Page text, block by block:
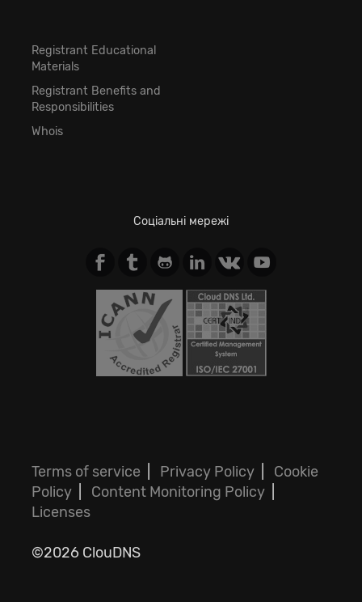
Registrant Educational
Materials
Registrant Benefits and
Responsibilities
Whois
Соціальні мережі
Terms of service Privacy Policy
Cookie
Policy
Content Monitoring Policy
Licenses
©2026 ClouDNS